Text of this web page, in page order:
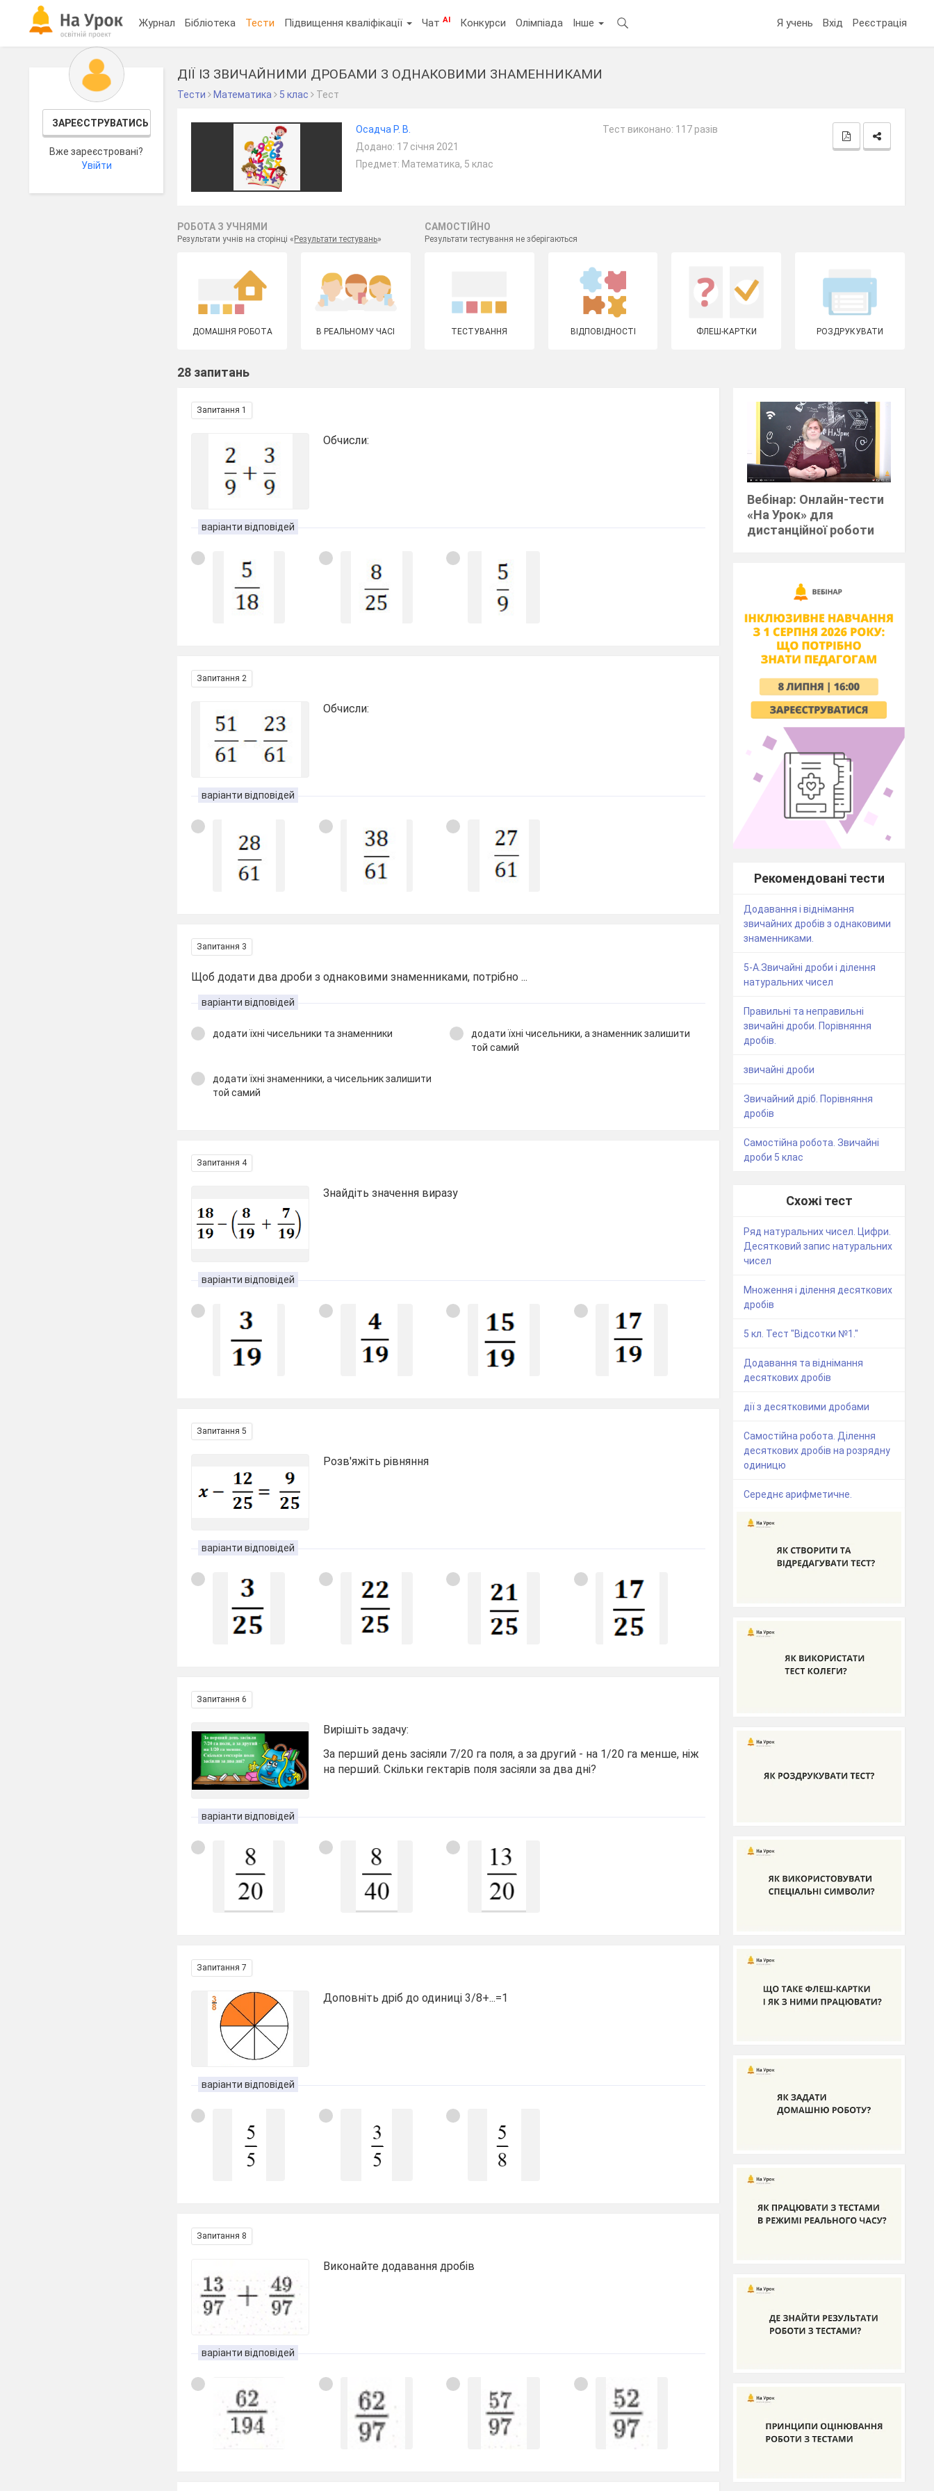
Журнал Бібліотека Тести Підвищення кваліфікації ЧатAI Конкурси Олімпіада Інше Я учень Вхід Реєстрація
ЗАРЕЄСТРУВАТИСЬ
Вже зареєстровані?
Увійти
ДІЇ ІЗ ЗВИЧАЙНИМИ ДРОБАМИ З ОДНАКОВИМИ ЗНАМЕННИКАМИ
Тести Математика 5 клас Тест
Осадча Р. В.
Додано: 17 січня 2021
Предмет: Математика, 5 клас
Тест виконано: 117 разів
РОБОТА З УЧНЯМИ
Результати учнів на сторінці « Результати тестувань»
САМОСТІЙНО
Результати тестування не зберігаються
ДОМАШНЯ РОБОТА В РЕАЛЬНОМУ ЧАСІ ТЕСТУВАННЯ ВІДПОВІДНОСТІ ФЛЕШ-КАРТКИ РОЗДРУКУВАТИ
28 запитань
Запитання 1
Обчисли:
варіанти відповідей
Запитання 2
Обчисли:
варіанти відповідей
Запитання 3
Щоб додати два дроби з однаковими знаменниками, потрібно ...
варіанти відповідей
додати їхні чисельники та знаменники
додати їхні чисельники, а знаменник залишити
той самий
додати їхні знаменники, а чисельник залишити
той самий
Запитання 4
Знайдіть значення виразу
варіанти відповідей
Запитання 5
Розв'яжіть рівняння
варіанти відповідей
Запитання 6
Вирішіть задачу:
За перший день засіяли 7/20 га поля, а за другий - на 1/20 га менше, ніж
на перший. Скільки гектарів поля засіяли за два дні?
варіанти відповідей
Запитання 7
Доповніть дріб до одиниці 3/8+...=1
варіанти відповідей
Запитання 8
Виконайте додавання дробів
варіанти відповідей
Вебінар: Онлайн-тести
«На Урок» для
дистанційної роботи
Рекомендовані тести
Додавання і віднімання
звичайних дробів з однаковими
знаменниками.
5-А.Звичайні дроби і ділення
натуральних чисел
Правильні та неправильні
звичайні дроби. Порівняння
дробів.
звичайні дроби
Звичайний дріб. Порівняння
дробів
Самостійна робота. Звичайні
дроби 5 клас
Схожі тест
Ряд натуральних чисел. Цифри.
Десятковий запис натуральних
чисел
Множення і ділення десяткових
дробів
5 кл. Тест "Відсотки №1."
Додавання та віднімання
десяткових дробів
дії з десятковими дробами
Самостійна робота. Ділення
десяткових дробів на розрядну
одиницю
Середнє арифметичне.